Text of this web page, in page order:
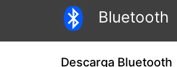
Bluetooth
Descarga Bluetooth